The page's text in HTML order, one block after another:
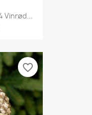
Vinrød...
favorite_border